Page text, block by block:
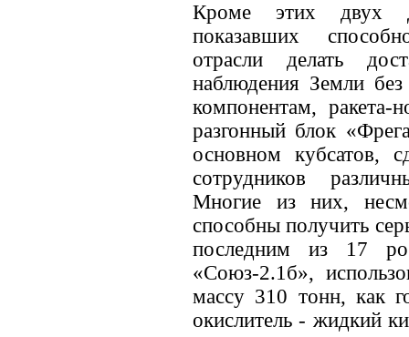
Кроме этих двух
показавших
отрасли делать
наблюдения Земли
компонентам, ракета-
разгонный блок
основном кубсатов,
сотрудников
Многие из них,
способны получить
последним из 17
«Союз-2.1б»,
массу 310 тонн, как
окислитель - жидкий